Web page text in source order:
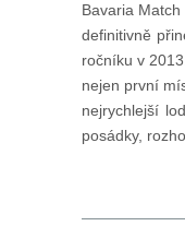
Bavaria
definitivně
ročníku v
nejen první
nejrychlejší
posádky,